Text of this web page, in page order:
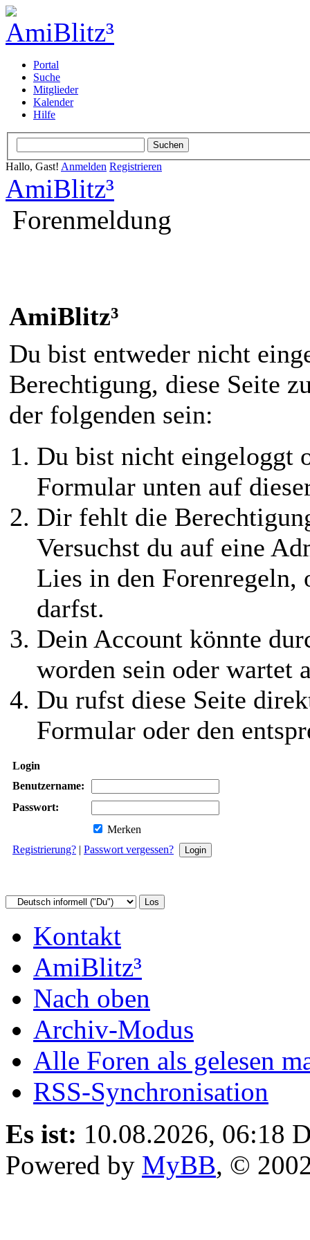
Portal
Suche
Mitglieder
Kalender
Hilfe
Hallo, Gast! Anmelden Registrieren
AmiBlitz³
Forenmeldung
AmiBlitz³
Du bist entweder nicht
Berechtigung, diese Seite
der folgenden sein:
Du bist nicht eingeloggt
Formular unten auf
Dir fehlt die
Versuchst du auf eine
Lies in den Forenregeln,
darfst.
Dein Account könnte
worden sein oder wartet
Du rufst diese Seite
Formular oder den
Login
Benutzername:
Passwort:
Merken
Registrierung? | Passwort vergessen?
Kontakt
AmiBlitz³
Nach oben
Archiv-Modus
Alle Foren als gelesen
RSS-Synchronisation
Es ist: 10.08.2026, 06:18
Powered by MyBB, ©